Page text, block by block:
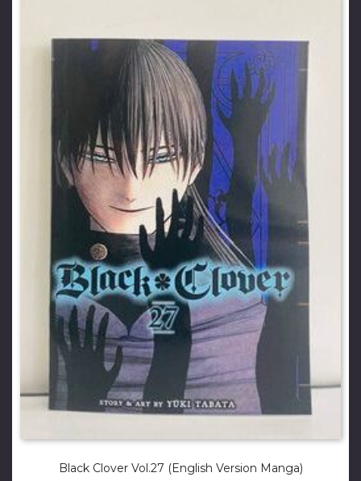
Black Clover Vol.27 (English Version Manga)